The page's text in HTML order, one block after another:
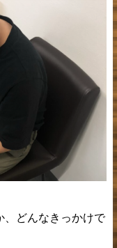
、どんなきっかけで